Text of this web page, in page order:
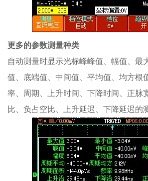
更多的参数测量种类
自动测量时显示光标峰峰值、幅值、最
值、底端值、中间值、平均值、均方根
率、周期、上升时间、下降时间、正脉
比、负占空比、上升延迟、下降延迟的